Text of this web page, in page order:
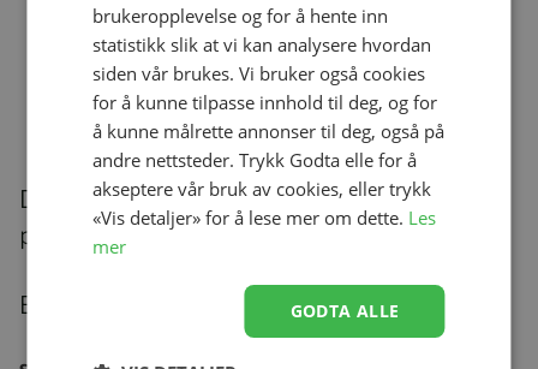
Emmaljunga Flat+ Sete Outdoor
Black
kr 3 900,00
Beskrivelse
Du kan også være interessert i følgende
produkter
brukeropplevelse og for å hente inn
statistikk slik at vi kan analysere hvordan
siden vår brukes. Vi bruker også cookies
for å kunne tilpasse innhold til deg, og for
å kunne målrette annonser til deg, også på
andre nettsteder. Trykk Godta elle for å
akseptere vår bruk av cookies, eller trykk
«Vis detaljer» for å lese mer om dette. Les
mer
GODTA ALLE